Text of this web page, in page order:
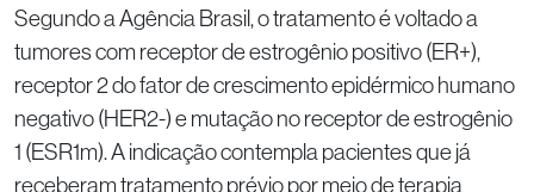
Segundo a Agência Brasil, o tratamento é voltado a
tumores com receptor de estrogênio positivo (ER+),
receptor 2 do fator de crescimento epidérmico humano
negativo (HER2-) e mutação no receptor de estrogênio
1 (ESR1m). A indicação contempla pacientes que já
receberam tratamento prévio por meio de terapia